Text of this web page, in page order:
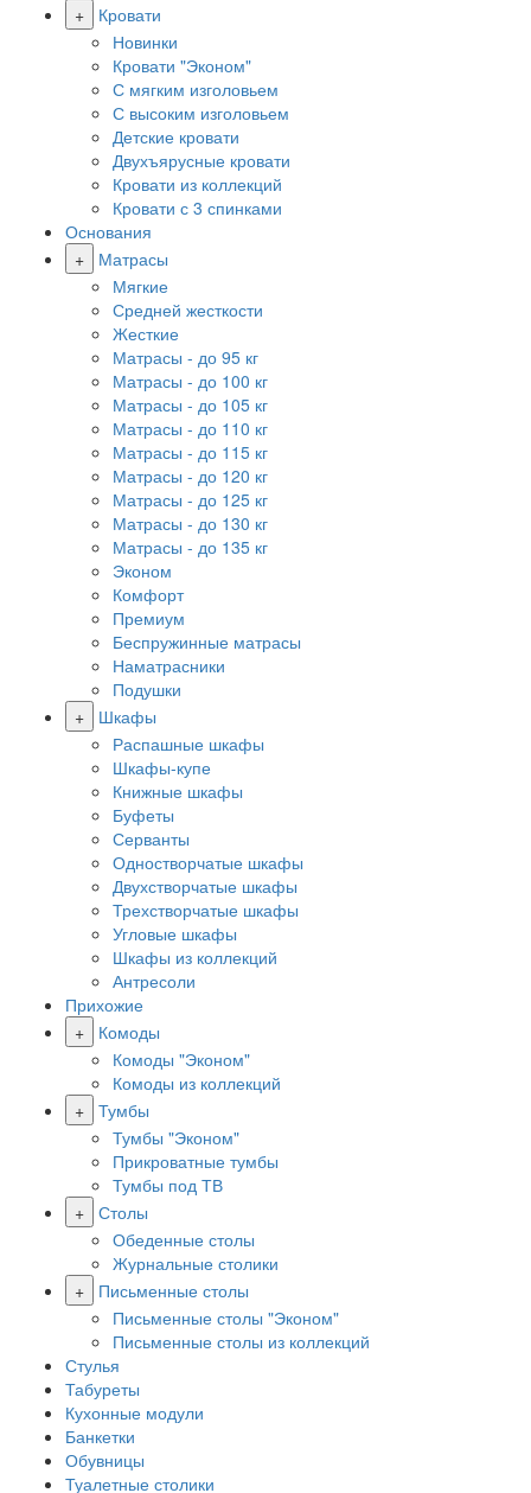
+
Кровати
Новинки
Кровати "Эконом"
С мягким изголовьем
С высоким изголовьем
Детские кровати
Двухъярусные кровати
Кровати из коллекций
Кровати с 3 спинками
Основания
+
Матрасы
Мягкие
Средней жесткости
Жесткие
Матрасы - до 95 кг
Матрасы - до 100 кг
Матрасы - до 105 кг
Матрасы - до 110 кг
Матрасы - до 115 кг
Матрасы - до 120 кг
Матрасы - до 125 кг
Матрасы - до 130 кг
Матрасы - до 135 кг
Эконом
Комфорт
Премиум
Беспружинные матрасы
Наматрасники
Подушки
+
Шкафы
Распашные шкафы
Шкафы-купе
Книжные шкафы
Буфеты
Серванты
Одностворчатые шкафы
Двухстворчатые шкафы
Трехстворчатые шкафы
Угловые шкафы
Шкафы из коллекций
Антресоли
Прихожие
+
Комоды
Комоды "Эконом"
Комоды из коллекций
+ Тумбы
Тумбы "Эконом"
Прикроватные тумбы
Тумбы под ТВ
+ Столы
Обеденные столы
Журнальные столики
+
Письменные столы
Письменные столы "Эконом"
Письменные столы из коллекций
Стулья
Табуреты
Кухонные модули
Банкетки
Обувницы
Туалетные столики